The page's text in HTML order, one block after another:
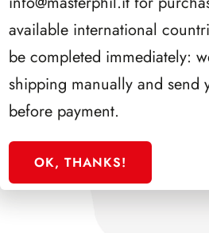
available international
be completed immediately:
shipping manually and send
before payment.
OK, THANKS!